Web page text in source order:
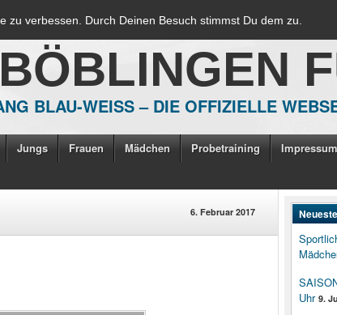
verbessen. Durch Deinen Besuch stimmst Du dem zu.
BLAU-WEISS – DIE OFFIZIELLE
Jungs Frauen Mädchen Probetraining Impressum
6. Februar 2017
Uhr 9.